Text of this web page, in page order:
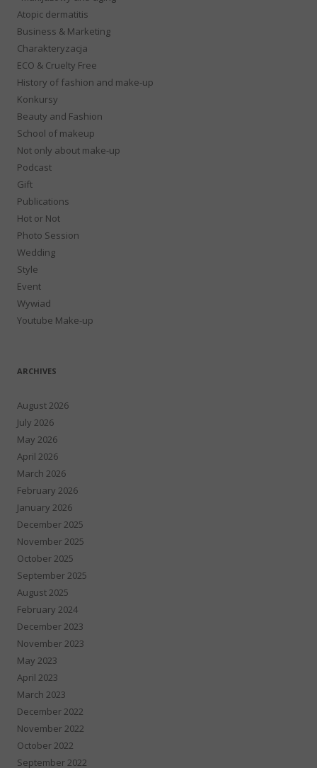
Atopic dermatitis
Business & Marketing
Charakteryzacja
ECO & Cruelty Free
History of fashion and make-up
Konkursy
Beauty and Fashion
School of makeup
Not only about make-up
Podcast
Gift
Publications
Hot or Not
Photo Session
Wedding
Style
Event
Wywiad
Youtube Make-up
ARCHIVES
August 2026
July 2026
May 2026
April 2026
March 2026
February 2026
January 2026
December 2025
November 2025
October 2025
September 2025
August 2025
February 2024
December 2023
November 2023
May 2023
April 2023
March 2023
December 2022
November 2022
October 2022
September 2022